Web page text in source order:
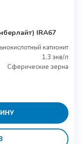
IRA67
катионит
1,3 экв/л
Сферические зерна